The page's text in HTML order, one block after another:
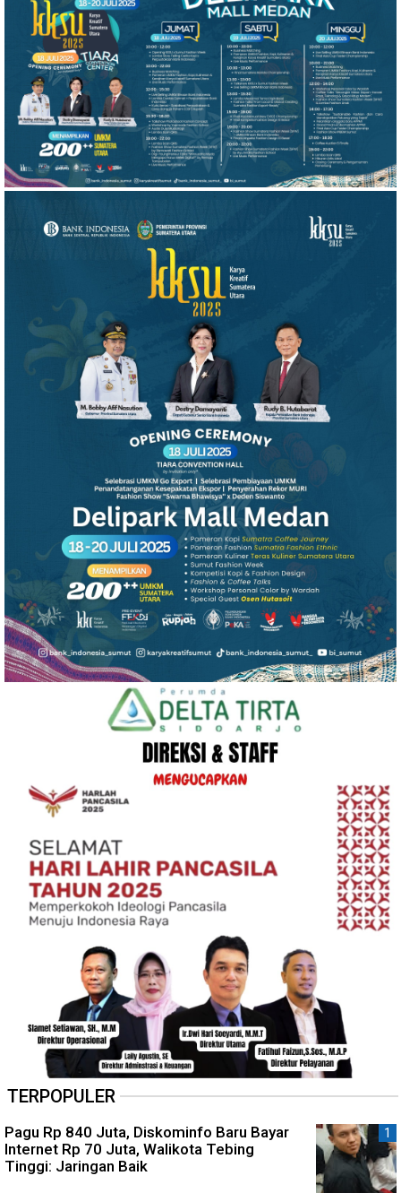
TERPOPULER
Pagu Rp 840 Juta, Diskominfo Baru Bayar
Internet Rp 70 Juta, Walikota Tebing
Tinggi: Jaringan Baik